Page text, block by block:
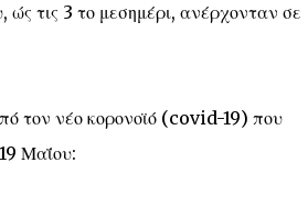
τις 3 το μεσημέρι, ανέρχονταν σε
τον νέο κορονοϊό (covid-19) που
Μαΐου: